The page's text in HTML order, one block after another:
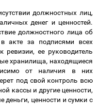
должностных лиц,
денег и ценностей.
должностного лица об
акте за подписями всех
ревизии, ее руководитель
хранилища, находящиеся
от наличия в них
под свой контроль всю
кассы и другие ценности,
деньги, ценности и сумки с